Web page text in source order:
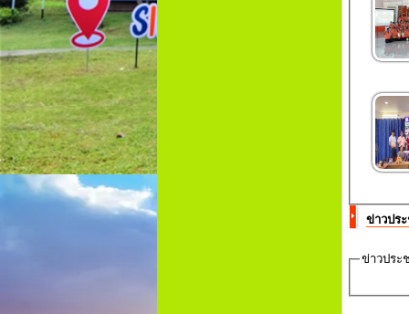
ข่าวปร
ข่าวประ